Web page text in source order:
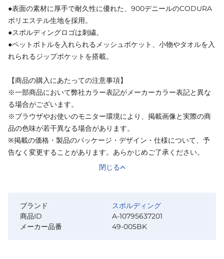
●表面の素材に厚手で耐久性に優れた、900デニールのCODURA
ポリエステル生地を採用。
●スポルディングロゴは刺繍。
●ペットボトルを入れられるメッシュポケット、小物やタオルを入
れられるジップポケットを搭載。
【商品の購入にあたっての注意事項】
※一部商品において弊社カラー表記がメーカーカラー表記と異な
る場合がございます。
※ブラウザやお使いのモニター環境により、掲載画像と実際の商
品の色味が若干異なる場合があります。
※掲載の価格・製品のパッケージ・デザイン・仕様について、予
告なく変更することがあります。あらかじめご了承ください。
閉じる
ブランド
スポルディング
商品ID
A-10795637201
メーカー品番
49-005BK